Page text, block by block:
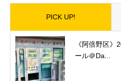
PICK UP!
《阿倍野区
ール＠Da...